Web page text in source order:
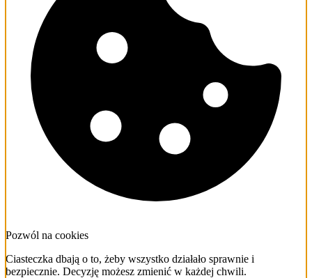
Pozwól na cookies
Ciasteczka dbają o to, żeby wszystko działało sprawnie i
bezpiecznie. Decyzję możesz zmienić w każdej chwili.